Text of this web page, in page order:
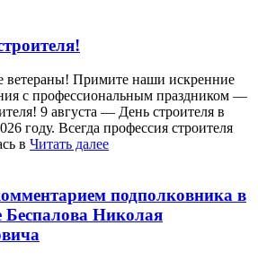
ветераны! Примите наши искренние
с профессиональным праздником —
9 августа — День строителя в
году. Всегда профессия строителя
в Читать далее
подполковника в
Беспалова Николая